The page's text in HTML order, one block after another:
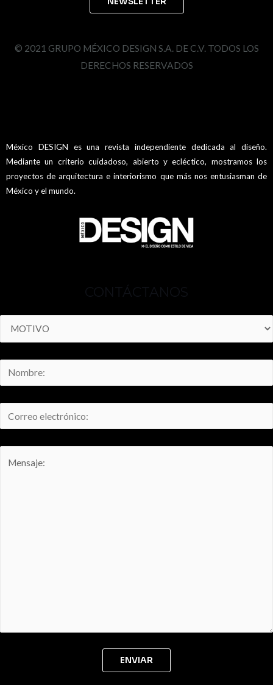
© 2021 GRUPO MÉXICO DESIGN S.A. DE C.V. TODOS LOS
DERECHOS RESERVADOS
México DESIGN es una revista independiente dedicada al diseño.
Mediante un criterio cuidadoso, abierto y ecléctico, mostramos los
proyectos de arquitectura e interiorismo que más nos entusiasman de
México y el mundo.
CONTÁCTANOS